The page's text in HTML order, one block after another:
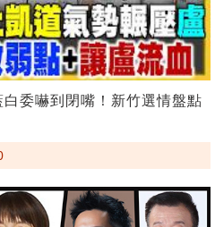
委嚇到閉嘴！新竹選情盤點